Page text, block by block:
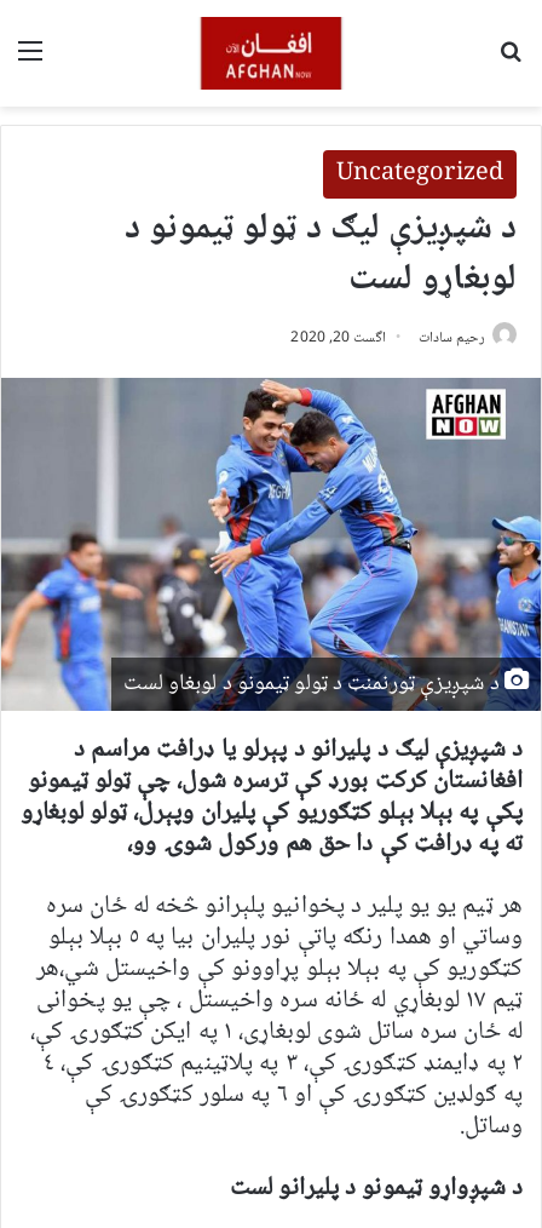
Uncategorized
د شپږیزې لیګ د ټولو ټیمونو د
لوبغاړو لست
رحیم سادات اگست 20, 2020
د شپږیزې ټورنمنټ د ټولو ټیمونو د لوبغاو لست
د شپږيزې لیګ د پلیرانو د پېرلو يا ډرافټ مراسم د
افغانستان کرکټ بورډ کې ترسره شول، چې ټولو ټيمونو
پکې په بېلا بېلو کټګوريو کې پلیران وپېرل، ټولو لوبغاړو
ته په ډرافټ کې دا حق هم ورکول شوۍ وو،
هر ټيم یو یو پلیر د پخوانيو پلېرانو څخه له ځان سره
وساتي او همدا رنګه پاتې نور پلیران بيا په ٥ بېلا بېلو
کټګوريو کې په بېلا بېلو پړاوونو کې واخیستل شي،هر
ټيم ١٧ لوبغاړي له ځانه سره واخیستل ، چې يو پخوانى
له ځان سره ساتل شوى لوبغاړى، ١ په ايکن کټګورۍ کې،
٢ په ډايمنډ کټګورۍ کې، ٣ په پلاټينيم کټګورۍ کې، ٤
په ګولډين کټګورۍ کې او ٦ په سلور کټګورۍ کې
وساتل.
د شپږواړو ټيمونو د پلیرانو لست